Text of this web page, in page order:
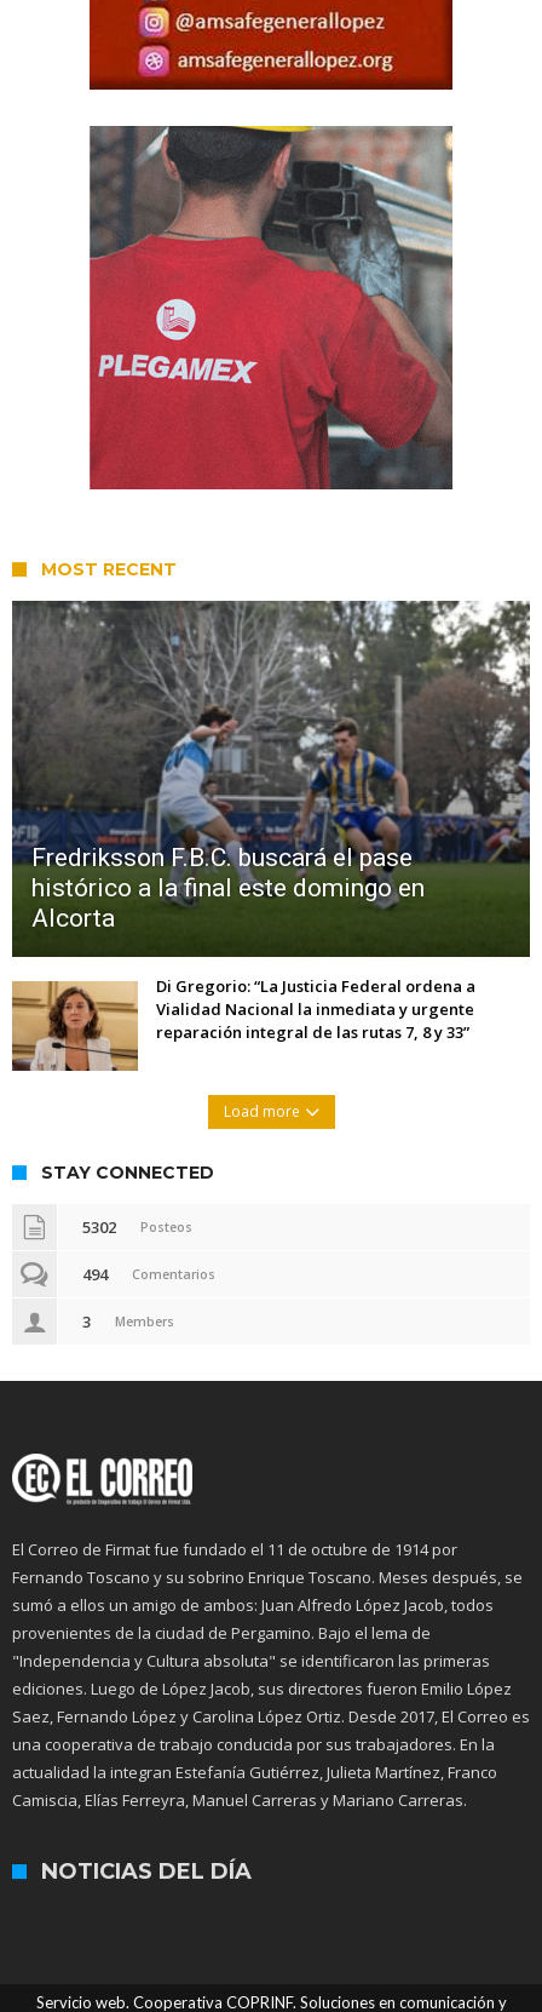
MOST RECENT
Fredriksson F.B.C. buscará el pase
histórico a la final este domingo en
Alcorta
Di Gregorio: “La Justicia Federal ordena a
Vialidad Nacional la inmediata y urgente
reparación integral de las rutas 7, 8 y 33”
Load more
STAY CONNECTED
5302 Posteos
494 Comentarios
3 Members
El Correo de Firmat fue fundado el 11 de octubre de 1914 por
Fernando Toscano y su sobrino Enrique Toscano. Meses después, se
sumó a ellos un amigo de ambos: Juan Alfredo López Jacob, todos
provenientes de la ciudad de Pergamino. Bajo el lema de
"Independencia y Cultura absoluta" se identificaron las primeras
ediciones. Luego de López Jacob, sus directores fueron Emilio López
Saez, Fernando López y Carolina López Ortiz. Desde 2017, El Correo es
una cooperativa de trabajo conducida por sus trabajadores. En la
actualidad la integran Estefanía Gutiérrez, Julieta Martínez, Franco
Camiscia, Elías Ferreyra, Manuel Carreras y Mariano Carreras.
NOTICIAS DEL DÍA
Servicio web. Cooperativa COPRINF. Soluciones en comunicación y